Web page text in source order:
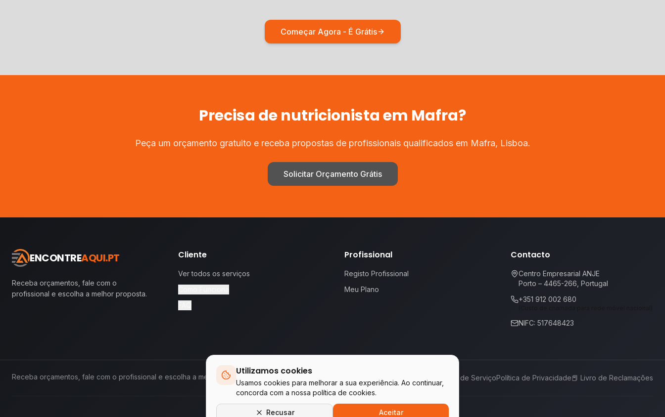
Utilizamos cookies
Usamos cookies para melhorar a sua experiência. Ao continuar,
concorda com a nossa política de cookies.
Recusar Aceitar
Começar Agora - É Grátis
Precisa denutricionistaem Mafra?
Peça um orçamento gratuito e receba propostas de profissionais qualificados em Mafra, Lisboa.
Solicitar Orçamento Grátis
ENCONTREAQUI.PT
Receba orçamentos, fale com o
profissional e escolha a melhor proposta.
Cliente
Ver todos os serviços
Profissional
Registo Profissional
Meu Plano
Contacto
Centro Empresarial ANJE
Porto – 4465-266, Portugal
+351 912 002 680
NIFC: 517648423
Receba orçamentos, fale com o profissional e escolha a melhor proposta. Termos de ServiçoPolítica de Privacidade📕 Livro de Reclamações
Empresas do grupo WA Tecnologia & Serviços